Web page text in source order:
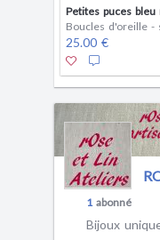
Petites puces bleu
Boucles d'oreille -
25.00 €
1abonné
Bijoux